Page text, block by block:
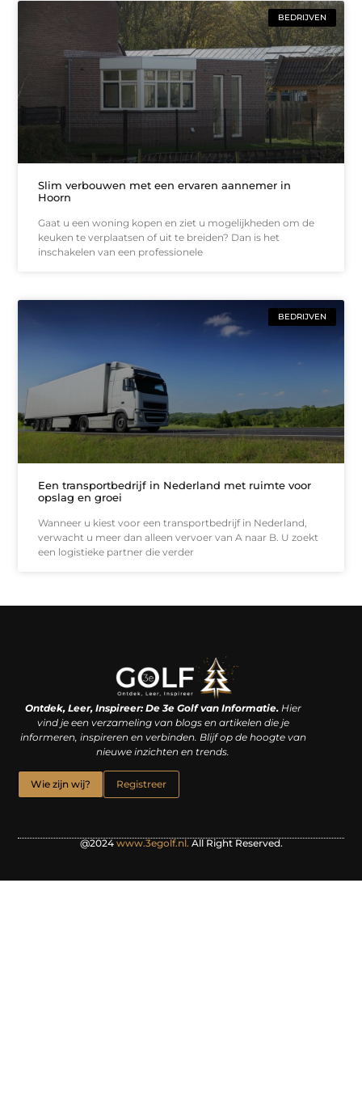
BEDRIJVEN
Slim verbouwen met een ervaren aannemer in
Hoorn
Gaat u een woning kopen en ziet u mogelijkheden om de
keuken te verplaatsen of uit te breiden? Dan is het
inschakelen van een professionele
BEDRIJVEN
Een transportbedrijf in Nederland met ruimte voor
opslag en groei
Wanneer u kiest voor een transportbedrijf in Nederland,
verwacht u meer dan alleen vervoer van A naar B. U zoekt
een logistieke partner die verder
Ontdek, Leer, Inspireer: De 3e Golf van Informatie.Hier
vind je een verzameling van blogs en artikelen die je
informeren, inspireren en verbinden. Blijf op de hoogte van
nieuwe inzichten en trends.
Wie zijn wij? Registreer
@2024www.3egolf.nl.All Right Reserved.